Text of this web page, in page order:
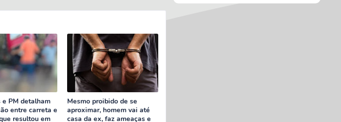
e PM detalham
entre carreta e
resultou em
Mesmo proibido de se
aproximar, homem vai até
casa da ex, faz ameaças e